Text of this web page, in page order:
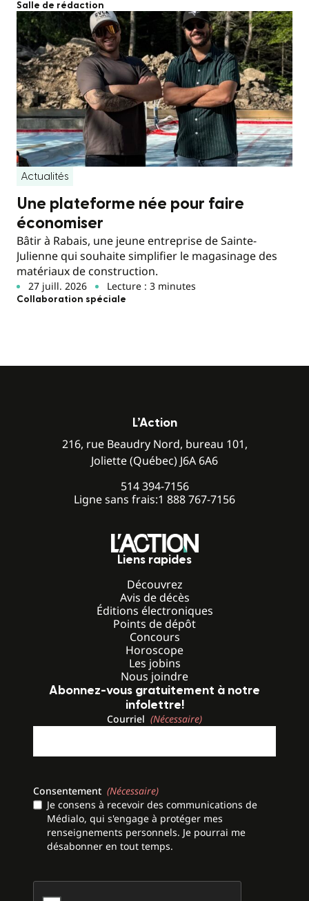
Salle de rédaction
Actualités
Une plateforme née pour faire
économiser
Bâtir à Rabais, une jeune entreprise de Sainte-
Julienne qui souhaite simplifier le magasinage des
matériaux de construction.
27 juill. 2026 Lecture : 3 minutes
Collaboration spéciale
L’Action
216, rue Beaudry Nord, bureau 101,
Joliette (Québec) J6A 6A6
514 394-7156
Ligne sans frais:1 888 767-7156
Liens rapides
Découvrez
Avis de décès
Éditions électroniques
Points de dépôt
Concours
Horoscope
Les jobins
Nous joindre
Abonnez-vous gratuitement à notre
infolettre!
Courriel (Nécessaire)
Consentement (Nécessaire)
Je consens à recevoir des communications de
Médialo, qui s'engage à protéger mes
renseignements personnels. Je pourrai me
désabonner en tout temps.